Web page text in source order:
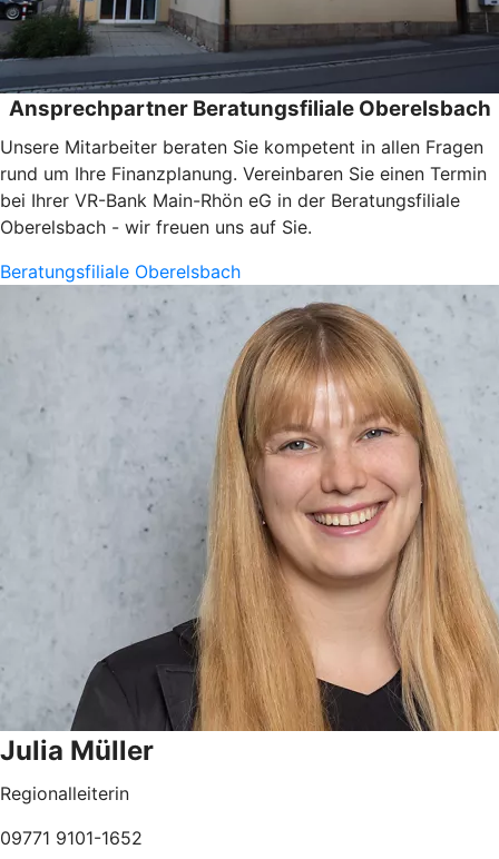
Ansprechpartner Beratungsfiliale Oberelsbach
Unsere Mitarbeiter beraten Sie kompetent in allen Fragen
rund um Ihre Finanzplanung. Vereinbaren Sie einen Termin
bei Ihrer VR-Bank Main-Rhön eG in der Beratungsfiliale
Oberelsbach - wir freuen uns auf Sie.
Beratungsfiliale Oberelsbach
Julia Müller
Regionalleiterin
09771 9101-1652